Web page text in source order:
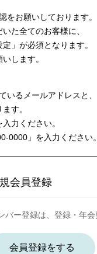
をお願いしております。
た全てのお客様に、
定」が必須となります。
します。
いるメールアドレスと、
す。
力ください。
0000」を入力ください。
会員登録
バー登録は、登録・年会
会員登録をする